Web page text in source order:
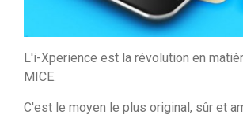
L'i-Xperience est la révolution en
MICE.
C'est le moyen le plus original, sûr et